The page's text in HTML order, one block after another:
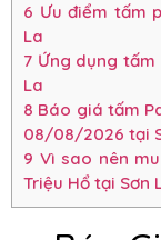
6 Ưu điểm tấm
La
7 Ứng dụng tấm
La
8 Báo giá tấm
08/08/2026 tại
9 Vì sao nên
Triệu Hổ tại Sơn